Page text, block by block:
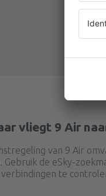
vliegt 9 Air
van 9 Air
Gebruik de eSky-
verbindingen te